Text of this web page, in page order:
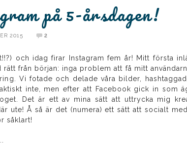
på 5-årsdagen!
2015 2
och idag firar Instagram fem år! Mitt första
från början: inga problem att få mitt
Vi fotade och delade våra bilder,
inte, men efter att Facebook gick in som
Det är ett av mina sätt att uttrycka mig
ute! Å så är det (numera) ett sätt att socialt
såklart!